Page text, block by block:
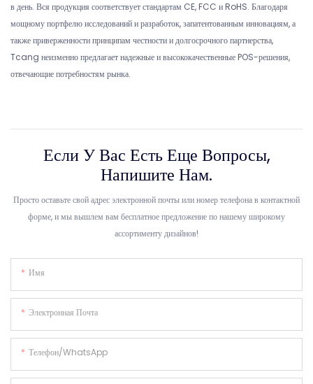
в день. Вся продукция соответствует стандартам CE, FCC и RoHS. Благодаря
мощному портфелю исследований и разработок, запатентованным инновациям, а
также приверженности принципам честности и долгосрочного партнерства,
Tcang неизменно предлагает надежные и высококачественные POS-решения,
отвечающие потребностям рынка.
Если У Вас Есть Еще Вопросы,
Напишите Нам.
Просто оставьте свой адрес электронной почты или номер телефона в контактной
форме, и мы вышлем вам бесплатное предложение по нашему широкому
ассортименту дизайнов!
Имя
Электронная Почта
Телефон/WhatsApp